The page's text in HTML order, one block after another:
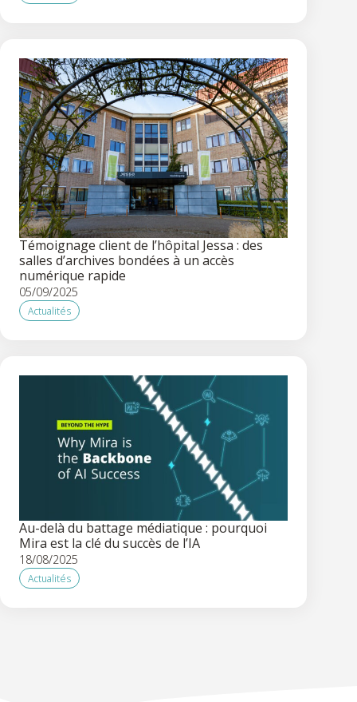
Témoignage client de l’hôpital Jessa : des
salles d’archives bondées à un accès
numérique rapide
05/09/2025
Actualités
Au-delà du battage médiatique : pourquoi
Mira est la clé du succès de l’IA
18/08/2025
Actualités